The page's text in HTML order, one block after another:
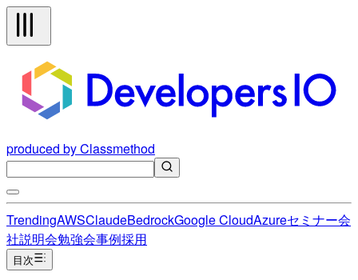
produced by Classmethod
TrendingAWSClaudeBedrockGoogle CloudAzureセミナー会
社説明会勉強会事例採用
目次